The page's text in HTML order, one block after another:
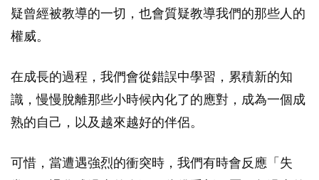
疑曾經被教導的一切，也會質疑教導我們的那些人的
權威。
在成長的過程，我們會從錯誤中學習，累積新的知
識，慢慢脫離那些小時候內化了的應對，成為一個成
熟的自己，以及越來越好的伴侶。
可惜，當遭遇強烈的衝突時，我們有時會反應「失